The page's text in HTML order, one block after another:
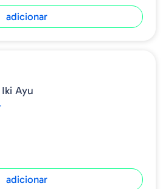
adicionar
Ayu
adicionar